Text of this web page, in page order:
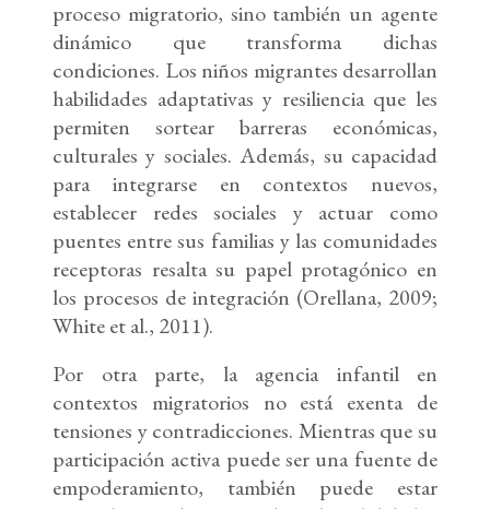
proceso migratorio, sino también un agente
dinámico que transforma dichas
condiciones. Los niños migrantes desarrollan
habilidades adaptativas y resiliencia que les
permiten sortear barreras económicas,
culturales y sociales. Además, su capacidad
para integrarse en contextos nuevos,
establecer redes sociales y actuar como
puentes entre sus familias y las comunidades
receptoras resalta su papel protagónico en
los procesos de integración (Orellana, 2009;
White et al., 2011).
Por otra parte, la agencia infantil en
contextos migratorios no está exenta de
tensiones y contradicciones. Mientras que su
participación activa puede ser una fuente de
empoderamiento, también puede estar